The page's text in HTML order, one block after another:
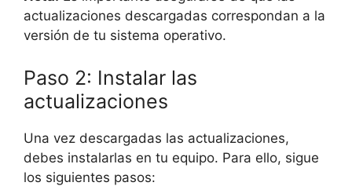
actualizaciones descargadas correspondan a la
versión de tu sistema operativo.
Paso 2: Instalar las
actualizaciones
Una vez descargadas las actualizaciones,
debes instalarlas en tu equipo. Para ello, sigue
los siguientes pasos: